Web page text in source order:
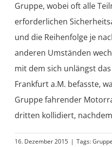
Gruppe, wobei oft alle
erforderlichen
und die Reihenfolge je
anderen Umständen
mit dem sich unlängst
Frankfurt a.M. befasste,
Gruppe fahrender
dritten kollidiert, nachdem
16. Dezember 2015 | Tags:Gruppe